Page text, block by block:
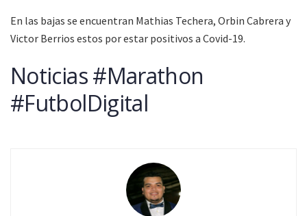
En las bajas se encuentran Mathias Techera, Orbin Cabrera y
Victor Berrios estos por estar positivos a Covid-19.
Noticias #Marathon
#FutbolDigital